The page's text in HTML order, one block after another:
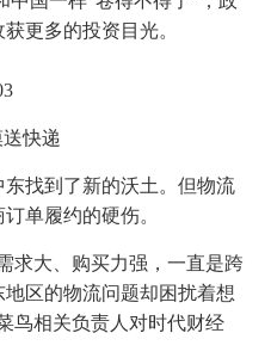
更多的投资目光。
快递
找到了新的沃土。但物流
单履约的硬伤。
求大、购买力强，一直是跨
区的物流问题却困扰着想
鸟相关负责人对时代财经